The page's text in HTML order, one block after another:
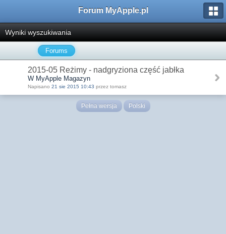
Forum MyApple.pl
Wyniki wyszukiwania
Forums
2015-05 Reżimy - nadgryziona część jabłka
W MyApple Magazyn
Napisano 21 sie 2015 10:43 przez tomasz
Pełna wersja Polski